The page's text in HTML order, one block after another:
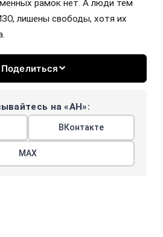
рамок нет. А люди тем
лишены свободы, хотя их
Поделиться
на «АН»:
ВКонтакте
МАХ